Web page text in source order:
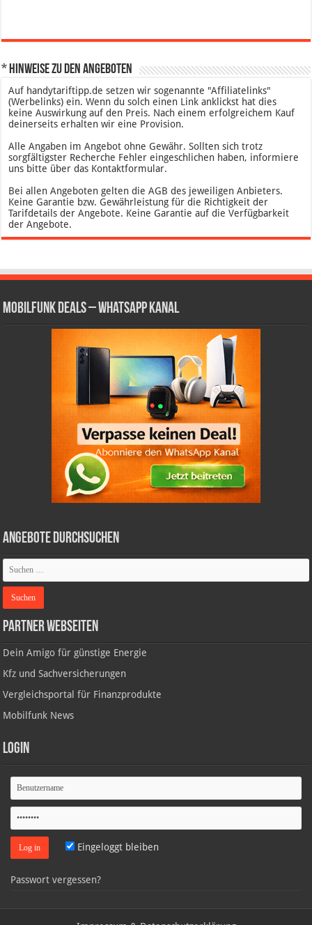
* Hinweise zu den Angeboten
Auf handytariftipp.de setzen wir sogenannte "Affiliatelinks"
(Werbelinks) ein. Wenn du solch einen Link anklickst hat dies
keine Auswirkung auf den Preis. Nach einem erfolgreichem Kauf
deinerseits erhalten wir eine Provision.
Alle Angaben im Angebot ohne Gewähr. Sollten sich trotz
sorgfältigster Recherche Fehler eingeschlichen haben, informiere
uns bitte über das Kontaktformular.
Bei allen Angeboten gelten die AGB des jeweiligen Anbieters.
Keine Garantie bzw. Gewährleistung für die Richtigkeit der
Tarifdetails der Angebote. Keine Garantie auf die Verfügbarkeit
der Angebote.
Mobilfunk Deals – WhatsApp Kanal
Angebote durchsuchen
Partner Webseiten
Dein Amigo für günstige Energie
Kfz und Sachversicherungen
Vergleichsportal für Finanzprodukte
Mobilfunk News
Login
Eingeloggt bleiben
Passwort vergessen?